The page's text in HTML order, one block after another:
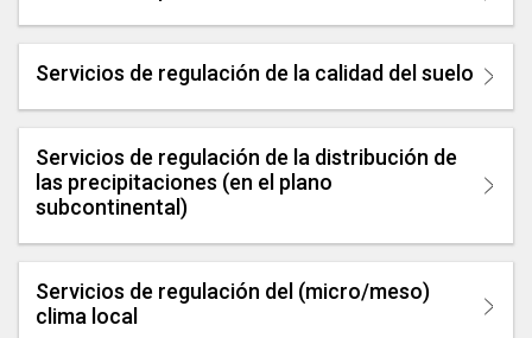
Servicios de regulación de la calidad del suelo
Servicios de regulación de la distribución de
las precipitaciones (en el plano
subcontinental)
Servicios de regulación del (micro/meso)
clima local